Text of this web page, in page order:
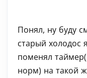
Понял, ну буду
старый холодос
поменял
норм) на такой